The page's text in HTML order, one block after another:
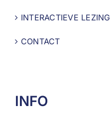
INTERACTIEVE LEZING
CONTACT
INFO